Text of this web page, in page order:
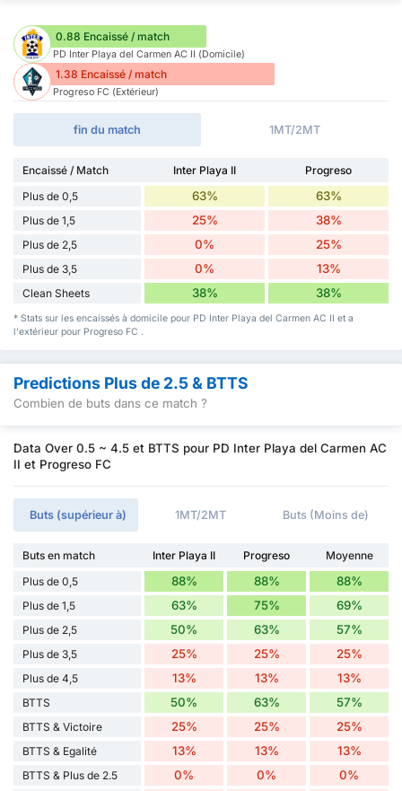
0.88 Encaissé / match
PD Inter Playa del Carmen AC II (Domicile)
1.38 Encaissé / match
Progreso FC (Extérieur)
fin du match 1MT/2MT
Encaissé / Match Inter Playa II
Progreso
Plus de 0,5
63% 63%
Plus de 1,5 25% 38%
Plus de 2,5 0% 25%
Plus de 3,5 0% 13%
Clean Sheets 38% 38%
* Stats sur les encaissés à domicile pour PD Inter Playa del Carmen AC II et a
l'extérieur pour Progreso FC .
Predictions Plus de 2.5 & BTTS
Combien de buts dans ce match ?
Data Over 0.5 ~ 4.5 et BTTS pour PD Inter Playa del Carmen AC
II et Progreso FC
Buts (supérieur à) 1MT/2MT Buts (Moins de)
Buts en match Inter Playa II Progreso
Moyenne
Plus de 0,5
88% 88% 88%
Plus de 1,5 63% 75% 69%
Plus de 2,5 50% 63% 57%
Plus de 3,5 25% 25% 25%
Plus de 4,5 13% 13% 13%
BTTS 50% 63% 57%
BTTS & Victoire 25% 25% 25%
BTTS & Egalité 13% 13% 13%
BTTS & Plus de 2.5 0% 0% 0%